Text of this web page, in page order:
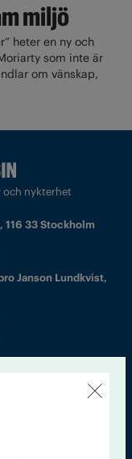
miljö
heter en ny och
som inte är
om vänskap,
och nykterhet
116 33 Stockholm
Janson Lundkvist,
In English